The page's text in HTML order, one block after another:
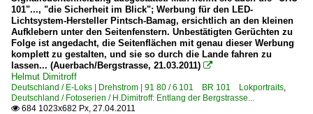
E-Loks | 91 85
4 421 Re 421 Re 4/4 II CH+D ·SBB·
4 482 Re 482 ·SBB· Traxx AC1/2
Re 481 · Re 486 ·MThB·SBB· 'Traxx AC'
101"..., "die Sicherheit im Blick"; Werbung für den LED-
Lichtsystem-Hersteller Pintsch-Bamag, ersichtlich an den kleinen
Aufklebern unter den Seitenfenstern. Unbestätigten Gerüchten zu
Folge ist angedacht, die Seitenflächen mit genau dieser Werbung
komplett zu gestalten, und sie so durch die Lande fahren zu
lassen... (Auerbach/Bergstrasse, 21.03.2011) 
Helmut Dimitroff
Deutschland / E-Loks | Drehstrom | 91 80 / 6 101 BR 101 Lokportraits,
Deutschland / Fotoserien / H.Dimitroff: Entlang der Bergstrasse...
 684 1023x682 Px, 27.04.2011